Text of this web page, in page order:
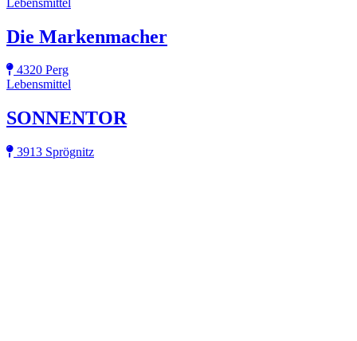
Die Markenmacher
4320 Perg
Lebensmittel
SONNENTOR
3913 Sprögnitz